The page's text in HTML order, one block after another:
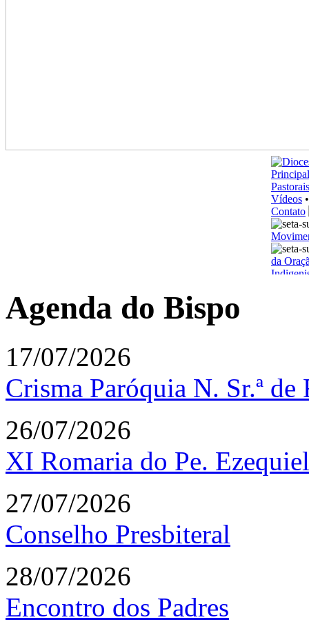
Agenda do Bispo
17/07/2026
Crisma Paróquia N. Sr.ª
26/07/2026
XI Romaria do Pe.
27/07/2026
Conselho Presbiteral
28/07/2026
Encontro dos Padres